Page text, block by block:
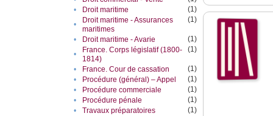
•
Droit maritime
(1)
•
Droit maritime - Assurances
maritimes
(1)
• Droit maritime - Avarie
(1)
•
France. Corps législatif (1800-
1814)
(1)
• France. Cour de cassation
(1)
•
Procédure (général) – Appel
(1)
•
Procédure commerciale
(1)
•
Procédure pénale
(1)
•
Travaux préparatoires
(1)